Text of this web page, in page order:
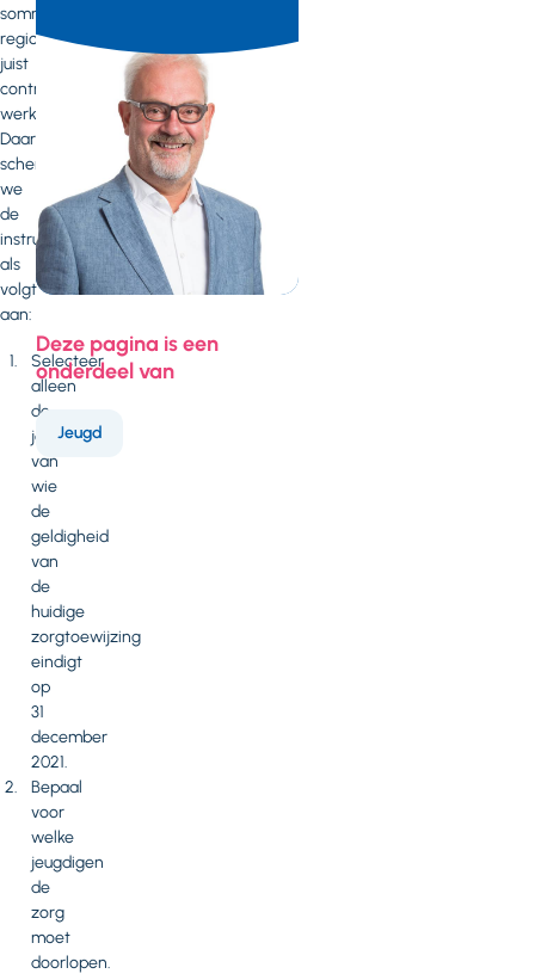
sommige
regio's
juist
contraproductief
werkt.
Daarom
scherpen
we
de
instructie
als
volgt
aan:
Selecteer
alleen
de
jeugdigen
van
wie
de
geldigheid
van
de
huidige
zorgtoewijzing
eindigt
op
31
december
2021.
Bepaal
voor
welke
jeugdigen
de
zorg
moet
doorlopen.
Deze pagina is een
onderdeel van
Jeugd